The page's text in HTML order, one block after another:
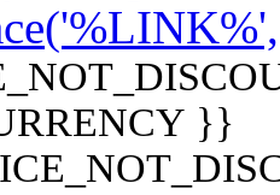
}}